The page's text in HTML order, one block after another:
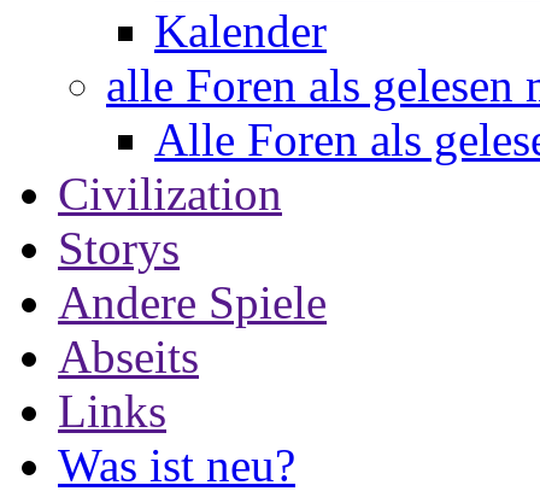
Kalender
alle Foren als gelesen
Alle Foren als
Civilization
Storys
Andere Spiele
Abseits
Links
Was ist neu?